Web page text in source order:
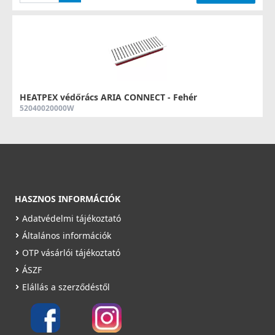
HEATPEX védőrács ARIA CONNECT - Fehér
52040020000W
Heatpex védőrács ARIA CONNECT - Ezüst
19 990 Ft
HASZNOS INFORMÁCIÓK
Adatvédelmi tájékoztató
Általános információk
OTP vásárlói tájékoztató
ÁSZF
Elállás a szerződéstől